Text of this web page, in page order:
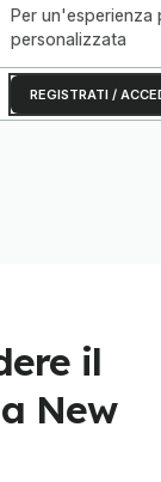
Per un'esperienza
personalizzata
REGISTRATI /
il
New